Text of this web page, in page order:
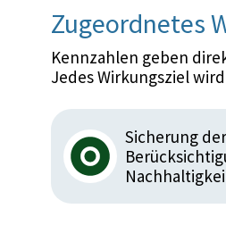
Zugeordnetes
Kennzahlen geben
Jedes Wirkungsziel
Sicherung